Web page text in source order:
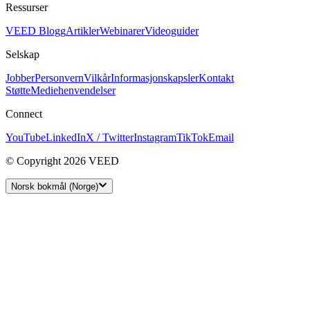
Ressurser
VEED BloggArtiklerWebinarerVideoguider
Selskap
JobberPersonvernVilkårInformasjonskapslerKontakt
StøtteMediehenvendelser
Connect
YouTubeLinkedInX / TwitterInstagramTikTokEmail
© Copyright 2026 VEED
Norsk bokmål (Norge)